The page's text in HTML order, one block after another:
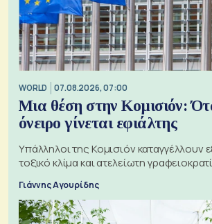
WORLD 07.08.2026, 07:00
Μια θέση στην Κομισιόν:
όνειρο γίνεται εφιάλτης
Υπάλληλοι της Κομισιόν καταγγέλλουν
τοξικό κλίμα και ατελείωτη
Γιάννης Αγουρίδης